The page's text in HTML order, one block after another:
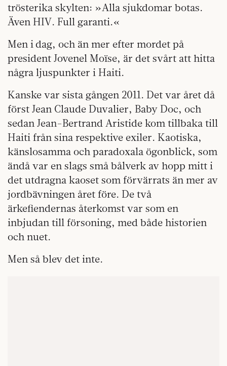
trösterika skylten: »Alla sjukdomar botas.
Även HIV. Full garanti.«
Men i dag, och än mer efter mordet på
president Jovenel Moïse, är det svårt att hitta
några ljuspunkter i Haiti.
Kanske var sista gången 2011. Det var året då
först Jean Claude Duvalier, Baby Doc, och
sedan Jean-Bertrand Aristide kom tillbaka till
Haiti från sina respektive exiler. Kaotiska,
känslosamma och paradoxala ögonblick, som
ändå var en slags små bålverk av hopp mitt i
det utdragna kaoset som förvärrats än mer av
jordbävningen året före. De två
ärkefiendernas återkomst var som en
inbjudan till försoning, med både historien
och nuet.
Men så blev det inte.